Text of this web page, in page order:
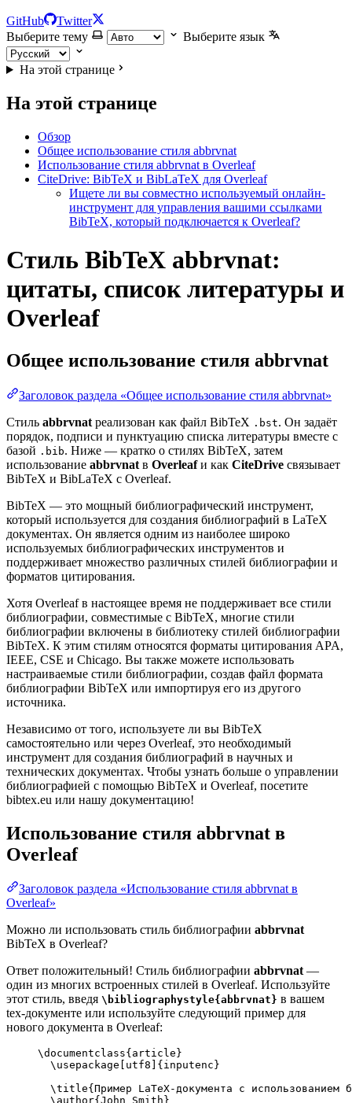
GitHub
Twitter
Выберите тему
Выберите язык
На этой странице
На этой странице
Обзор
Общее использование стиля abbrvnat
Использование стиля abbrvnat в Overleaf
CiteDrive: BibTeX и BibLaTeX для Overleaf
Ищете ли вы совместно используемый онлайн-
инструмент для управления вашими ссылками
BibTeX, который подключается к Overleaf?
Стиль BibTeX abbrvnat:
цитаты, список литературы и
Overleaf
Общее использование стиля abbrvnat
Заголовок раздела «Общее использование стиля abbrvnat»
Стиль abbrvnat реализован как файл BibTeX .bst. Он задаёт
порядок, подписи и пунктуацию списка литературы вместе с
базой .bib. Ниже — кратко о стилях BibTeX, затем
использование abbrvnat в Overleafи как CiteDrive связывает
BibTeX и BibLaTeX с Overleaf.
BibTeX — это мощный библиографический инструмент,
который используется для создания библиографий в LaTeX
документах. Он является одним из наиболее широко
используемых библиографических инструментов и
поддерживает множество различных стилей библиографии и
форматов цитирования.
Хотя Overleaf в настоящее время не поддерживает все стили
библиографии, совместимые с BibTeX, многие стили
библиографии включены в библиотеку стилей библиографии
BibTeX. К этим стилям относятся форматы цитирования APA,
IEEE, CSE и Chicago. Вы также можете использовать
настраиваемые стили библиографии, создав файл формата
библиографии BibTeX или импортируя его из другого
источника.
Независимо от того, используете ли вы BibTeX
самостоятельно или через Overleaf, это необходимый
инструмент для создания библиографий в научных и
технических документах. Чтобы узнать больше о управлении
библиографией с помощью BibTeX и Overleaf, посетите
bibtex.eu или нашу документацию!
Использование стиля abbrvnat в
Overleaf
Заголовок раздела «Использование стиля abbrvnat в
Overleaf»
Можно ли использовать стиль библиографии abbrvnat
BibTeX в Overleaf?
Ответ положительный! Стиль библиографии abbrvnat—
один из многих встроенных стилей в Overleaf. Используйте
этот стиль, введя \bibliographystyle{abbrvnat} в вашем
tex-документе или используйте следующий пример для
нового документа в Overleaf:
\documentclass{ article }
\usepackage
utf8 ]{ inputenc }
\title{Пример LaTeX-документа с
\author{John Smith}